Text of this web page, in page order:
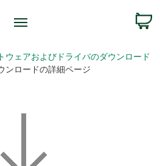
ント
検索
ウェアおよびドライバのダウンロード
ンロードの詳細ページ